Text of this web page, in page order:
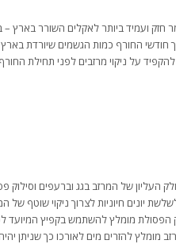
חזק ועמיד ביותר לאקלים השורר בארץ –
חודשי החורף כמות הגשמים שיורדת
על ניקוי מרזבים לפני תחילת החורף
העליון של המרזב בגג וברעפים וסילוק
יונים חיוניות לצרוך ניקוי שוטף של
הפסולת מומלץ להשתמש בקפיץ המיועד
להזרים מים לאורכו כך שניתן